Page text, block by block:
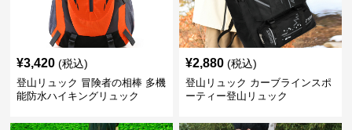
¥3,420 (税込)
登山リュック 冒険者の相棒 多機
能防水ハイキングリュック
¥2,880 (税込)
登山リュック カーブラインスポ
ーティー登山リュック